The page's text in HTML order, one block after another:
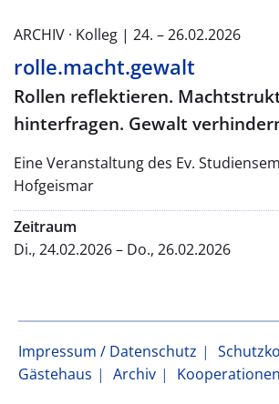
ARCHIV · Kolleg | 24. – 26.02.2026
rolle.macht.gewalt
Rollen reflektieren.
hinterfragen. Gewalt
Eine Veranstaltung des Ev.
Hofgeismar
Zeitraum
Di., 24.02.2026 – Do., 26.02.2026
Impressum / Datenschutz
Gästehaus
Archiv Kooperationen